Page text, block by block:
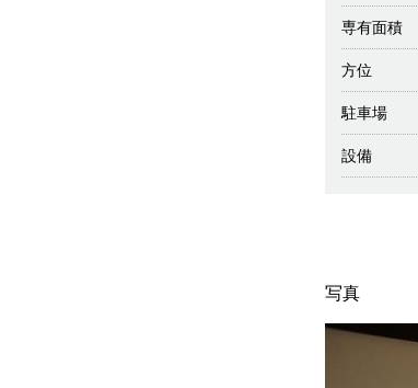
専有面積
方位
駐車場
設備
写真